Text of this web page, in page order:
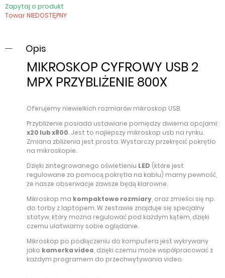
Zapytaj o produkt
Towar NIEDOSTĘPNY
Opis
MIKROSKOP CYFROWY USB 2
MPX PRZYBLIŻENIE 800X
Oferujemy niewielkich rozmiarów mikroskop USB.
Przybliżenie posiada ustawiane pomiędzy dwiema opcjami:
x20 lub x800. Jest to najlepszy mikroskop usb na rynku.
Zmiana zbliżenia jest prosta. Wystarczy przekręcić pokrętło
na mikroskopie.
Dzięki zintegrowanego oświetleniu LED (które jest
regulowane za pomocą pokrętła na kablu) mamy pewność,
że nasze obserwacje zawsze będą klarowne.
Mikroskop ma kompaktowe rozmiary, oraz zmieści się np.
do torby z laptopem. W zestawie znajduje się specjalny
statyw, który można regulować pod każdym kątem, dzięki
czemu ułatwiamy sobie oglądanie.
Mikroskop po podłączeniu do komputera jest wykrywany
jako kamerka video , dzięki czemu może współpracować z
każdym programem do przechwytywania video.